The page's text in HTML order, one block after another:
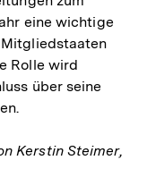
eine wichtige
Rolle wird
über seine
Kerstin Steimer,